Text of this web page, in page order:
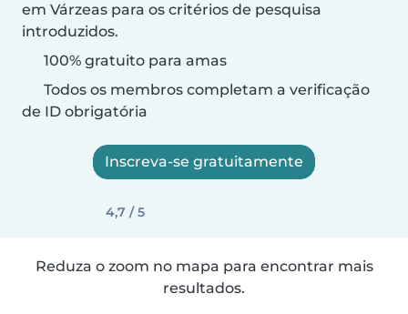
em Várzeas para os critérios de pesquisa
introduzidos.
100% gratuito para amas
Todos os membros completam a verificação
de ID obrigatória
Inscreva-se gratuitamente
4,7 / 5
Reduza o zoom no mapa para encontrar mais
resultados.